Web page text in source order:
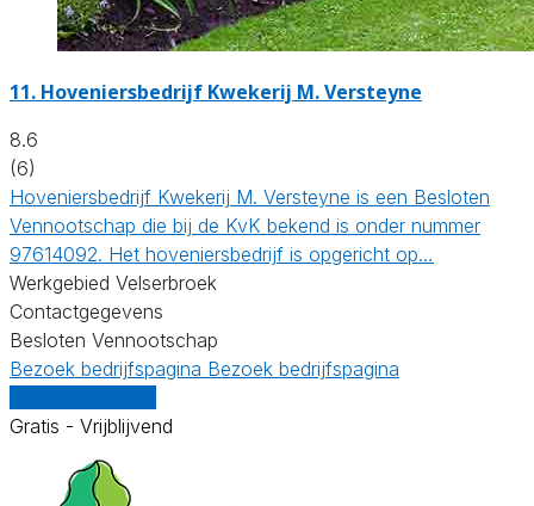
11. Hoveniersbedrijf Kwekerij M. Versteyne
8.6
(6)
Hoveniersbedrijf Kwekerij M. Versteyne is een Besloten
Vennootschap die bij de KvK bekend is onder nummer
97614092. Het hoveniersbedrijf is opgericht op…
Werkgebied Velserbroek
Contactgegevens
Besloten Vennootschap
Bezoek bedrijfspagina Bezoek bedrijfspagina
Gratis - Vrijblijvend